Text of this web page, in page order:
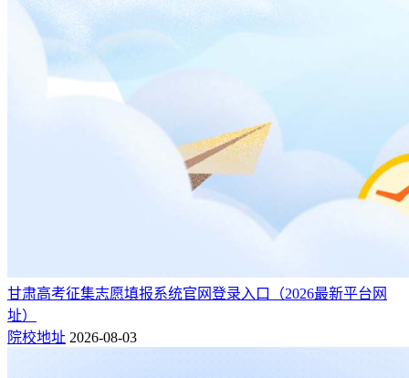
甘肃高考征集志愿填报系统官网登录入口（2026最新平台网
址）
院校地址 2026-08-03